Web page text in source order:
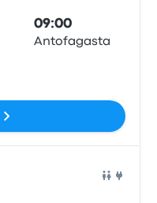
09:00
Antofagasta